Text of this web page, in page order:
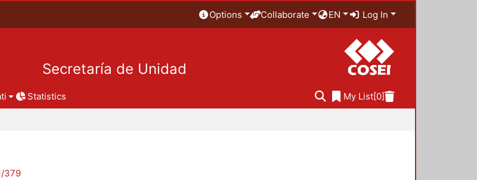
Options Collaborate EN Log In
Secretaría de Unidad
Statistics My List[0]
379